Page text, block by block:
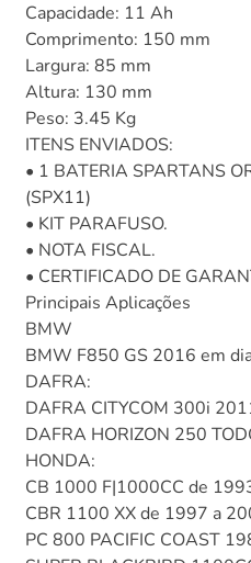
Capacidade: 11 Ah
Comprimento: 150 mm
Largura: 85 mm
Altura: 130 mm
Peso: 3.45 Kg
ITENS ENVIADOS:
• 1 BATERIA SPARTANS
(SPX11)
• KIT PARAFUSO.
• NOTA FISCAL.
• CERTIFICADO DE
Principais Aplicações
BMW
BMW F850 GS 2016 em
DAFRA:
DAFRA CITYCOM 300i
DAFRA HORIZON 250
HONDA:
CB 1000 F|1000CC de
CBR 1100 XX de 1997 a
PC 800 PACIFIC COAST